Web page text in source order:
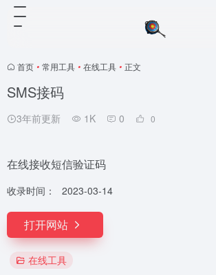
首页 • 常用工具 • 在线工具 • 正文
SMS接码
3年前更新 1K 0 0
在线接收短信验证码
收录时间： 2023-03-14
打开网站
在线工具